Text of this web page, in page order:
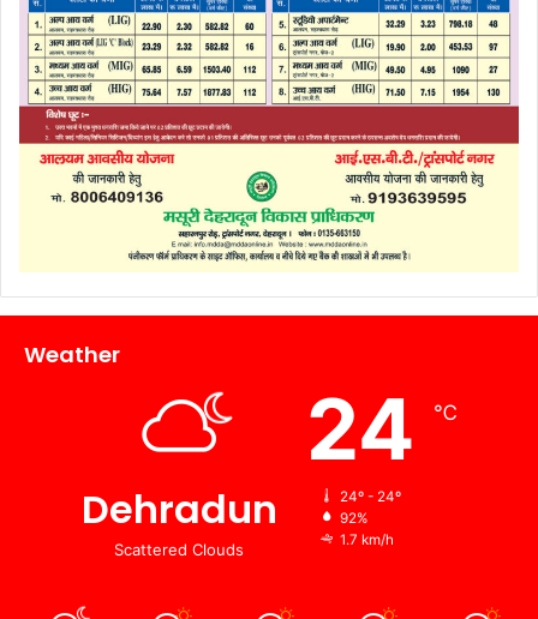
Weather
Dehradun
Scattered Clouds
24 ℃
24º - 24º
92%
1.7 km/h